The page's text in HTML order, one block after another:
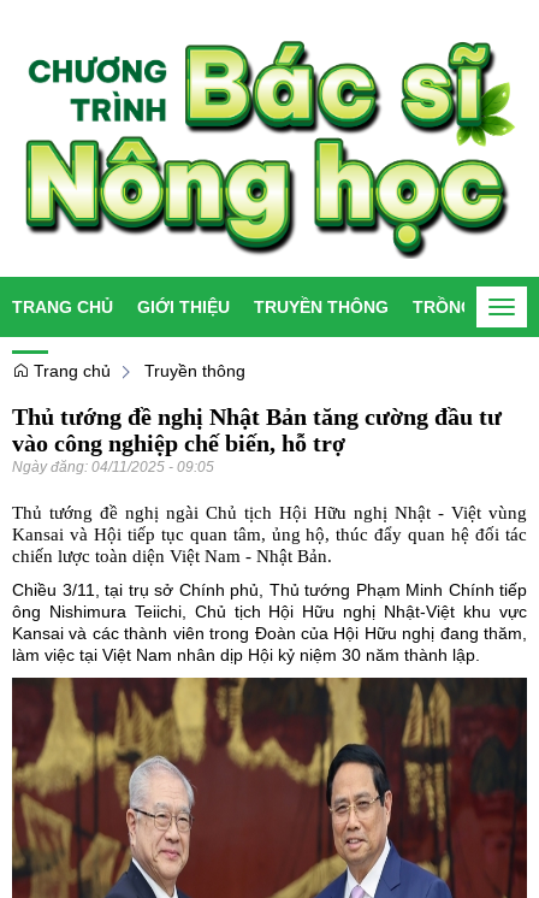
TRANG CHỦ GIỚI THIỆU TRUYỀN THÔNG TRỒNG TRỌT
Trang chủ Truyền thông
Thủ tướng đề nghị Nhật Bản tăng cường đầu tư
vào công nghiệp chế biến, hỗ trợ
Ngày đăng: 04/11/2025 - 09:05
Thủ tướng đề nghị ngài Chủ tịch Hội Hữu nghị Nhật - Việt vùng
Kansai và Hội tiếp tục quan tâm, ủng hộ, thúc đẩy quan hệ đối tác
chiến lược toàn diện Việt Nam - Nhật Bản.
Chiều 3/11, tại trụ sở Chính phủ, Thủ tướng Phạm Minh Chính tiếp
ông Nishimura Teiichi, Chủ tịch Hội Hữu nghị Nhật-Việt khu vực
Kansai và các thành viên trong Đoàn của Hội Hữu nghị đang thăm,
làm việc tại Việt Nam nhân dịp Hội kỷ niệm 30 năm thành lập.